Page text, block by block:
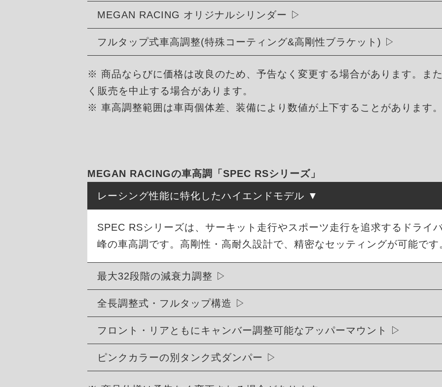
MEGAN RACING オリジナルシリンダー
フルタップ式車高調整(特殊コーティング&高剛性ブラケット)
※ 商品ならびに価格は改良のため、予告なく変更する場合があります。ま
く販売を中止する場合があります。
※ 車高調整範囲は車両個体差、装備により数値が上下することがあります
MEGAN RACINGの車高調「SPEC RSシリーズ」
レーシング性能に特化したハイエンドモデル
SPEC RSシリーズは、サーキット走行やスポーツ走行を追求するドライ
峰の車高調です。高剛性・高耐久設計で、精密なセッティングが可能です
最大32段階の減衰力調整
全長調整式・フルタップ構造
フロント・リアともにキャンバー調整可能なアッパーマウント
ピンクカラーの別タンク式ダンパー